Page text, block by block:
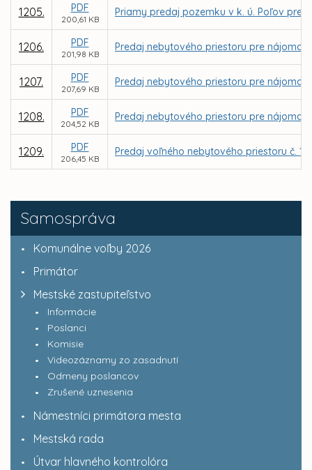
Samospráva
Komunálne voľby 2026
Primátor
Mestské zastupiteľstvo
Informácie
Poslanci
Komisie
Videozáznamy zo zasadnutí
Odmeny poslancov
Zrušené uznesenia
Námestníci primátora mesta
Mestská rada
Útvar hlavného kontrolóra
1205. PDF
200,61 KB
Priamy predaj pozemku v k. ú. Poľov pre
1206. PDF
201,98 KB
Predaj nebytového priestoru pre nájomcu
1207. PDF
207,69 KB
Predaj nebytového priestoru pre nájomcu
1208. PDF
204,52 KB
Predaj nebytového priestoru pre nájomcu
1209. PDF
206,45 KB
Predaj voľného nebytového priestoru č. 1